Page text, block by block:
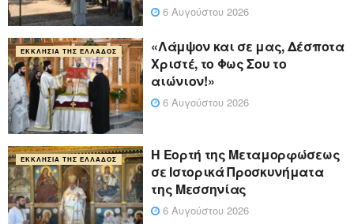
6 Αυγούστου 2026
ΕΚΚΛΗΣΊΑ ΤΗΣ ΕΛΛΆΔΟΣ
«Λάμψον και σε μας, Δέσποτα
Χριστέ, το Φως Σου το
αιώνιον!»
6 Αυγούστου 2026
ΕΚΚΛΗΣΊΑ ΤΗΣ ΕΛΛΆΔΟΣ
Η Εορτή της Μεταμορφώσεως
σε Ιστορικά Προσκυνήματα
της Μεσσηνίας
6 Αυγούστου 2026